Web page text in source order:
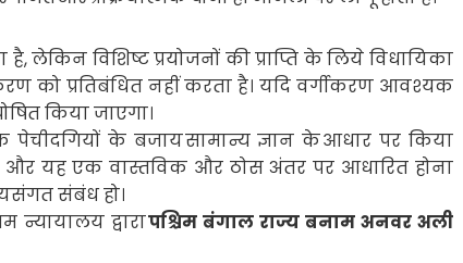
है,लेकिन विशिष्ट प्रयोजनों की प्राप्ति के लिये विधायिका
को प्रतिबंधित नहीं करता है। यदि वर्गीकरण आवश्यक
किया जाएगा।
पेचीदगियों के बजायसामान्य ज्ञान केआधार पर किया
और यह एक वास्तविक और ठोस अंतर पर आधारित होना
संबंध हो।
द्वारापश्चिम बंगाल राज्य बनाम अनवर अली